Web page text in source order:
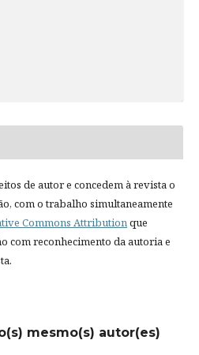
de autor e concedem à revista o
com o trabalho simultaneamente
Commons Attributionque
com reconhecimento da autoria e
mesmo(s) autor(es)